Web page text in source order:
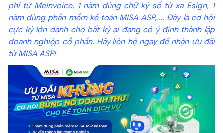
phí từ MeInvoice, 1 năm dùng chữ ký số từ xa Esign, 1
năm dùng phần mềm kế toán MISA ASP,…. Đây là cơ hội
cực kỳ lớn dành cho bất kỳ ai đang có ý định thành lập
doanh nghiệp cổ phần. Hãy liên hệ ngay để nhận ưu đãi
từ MISA ASP!